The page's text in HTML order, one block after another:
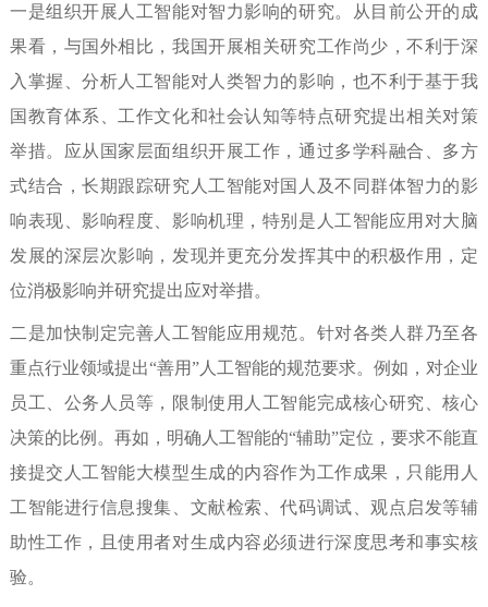
一是组织开展人工智能对智力影响的研究。
从目前公开的成
果看，与国外相比，我国开展相关研究工作尚少，不利于深
入掌握、分析人工智能对人类智力的影响，也不利于基于我
国教育体系、工作文化和社会认知等特点研究提出相关对策
举措。应从国家层面组织开展工作，通过多学科融合、多方
式结合，长期跟踪研究人工智能对国人及不同群体智力的影
响表现、影响程度、影响机理，特别是人工智能应用对大脑
发展的深层次影响，发现并更充分发挥其中的积极作用，定
位消极影响并研究提出应对举措。
二是加快制定完善人工智能应用规范。 针对各类人群乃至各
重点行业领域提出“善用”人工智能的规范要求。例如，对企业
员工、公务人员等，限制使用人工智能完成核心研究、核心
决策的比例。再如，明确人工智能的“辅助”定位，要求不能直
接提交人工智能大模型生成的内容作为工作成果，只能用人
工智能进行信息搜集、文献检索、代码调试、观点启发等辅
助性工作，且使用者对生成内容必须进行深度思考和事实核
验。